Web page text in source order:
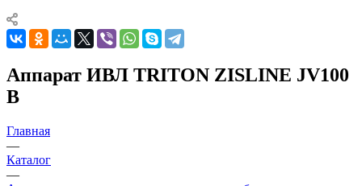
Аппарат ИВЛ TRITON ZISLINE JV100
В
Главная
—
Каталог
—